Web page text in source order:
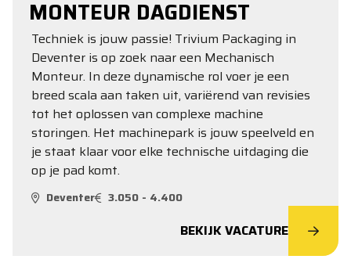
MONTEUR DAGDIENST
Techniek is jouw passie! Trivium Packaging in
Deventer is op zoek naar een Mechanisch
Monteur. In deze dynamische rol voer je een
breed scala aan taken uit, variërend van revisies
tot het oplossen van complexe machine
storingen. Het machinepark is jouw speelveld en
je staat klaar voor elke technische uitdaging die
op je pad komt.
Deventer 3.050 - 4.400
BEKIJK VACATURE